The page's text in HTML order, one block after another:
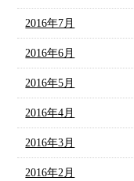
2016年7月
2016年6月
2016年5月
2016年4月
2016年3月
2016年2月